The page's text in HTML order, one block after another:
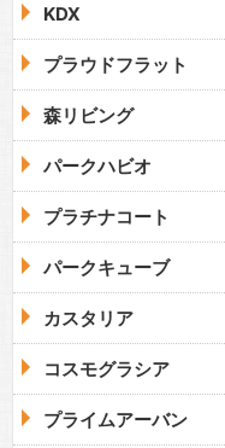
KDX
プラウドフラット
森リビング
パークハビオ
プラチナコート
パークキューブ
カスタリア
コスモグラシア
プライムアーバン